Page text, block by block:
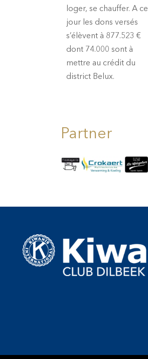
loger, se chauffer.A ce
jour les dons versés
s’élèvent à 877.523 €
dont 74.000 sont à
mettre au crédit du
district Belux.
Partner